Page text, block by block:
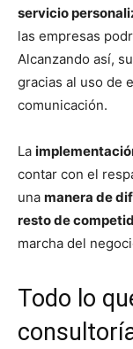
servicio
las empresas
Alcanzando así,
gracias al uso de
comunicación.
La
contar con el
una manera de
resto de
marcha del
Todo lo